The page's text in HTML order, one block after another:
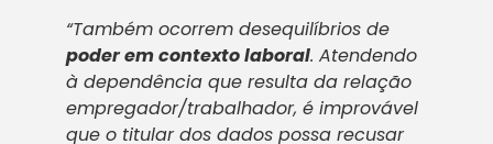
“Também ocorrem desequilíbrios de
poder em contexto laboral. Atendendo
à dependência que resulta da relação
empregador/trabalhador, é improvável
que o titular dos dados possa recusar